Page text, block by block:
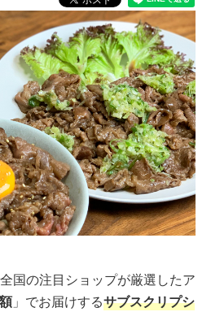
国の注目ショップが厳選したア
」でお届けするサブスクリプシ